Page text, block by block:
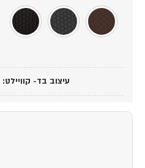
עיצוב בד- קוויילט: